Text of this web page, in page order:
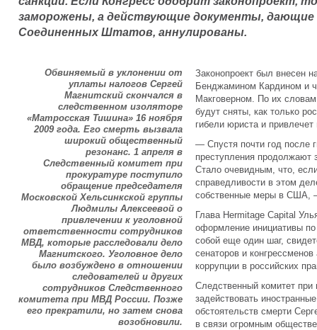
заморожены, а действующие документы,
Соединенных Штатов, аннулированы.
Обвиняемый в уклонении от
уплаты налогов Сергей
Магнитский скончался в
следственном изоляторе
«Матросская Тишина» 16 ноября
2009 года. Его смерть вызвала
широкий общественный
резонанс. 1 апреля в
Следственный комитет при
прокуратуре поступило
обращение председателя
Московской Хельсинкской группы
Людмилы Алексеевой о
привлечении к уголовной
ответственности сотрудников
МВД, которые расследовали дело
Магнитского. Уголовное дело
было возбуждено в отношении
следователей и других
сотрудников Следственного
комитета при МВД России. Позже
его прекратили, но затем снова
возобновили.
Законопроект был внесен
Бенджамином Кардином и
Макговерном. По их
будут сняты, как только
гибели юриста и привлечет
— Спустя почти год после
преступления продолжают
Стало очевидным, что,
справедливости в этом
собственные меры в США,
Глава Hermitage Capital
оформление инициативы
собой еще один шаг,
сенаторов и
коррупции в российских
Следственный комитет при
задействовать
обстоятельств смерти
в связи огромным